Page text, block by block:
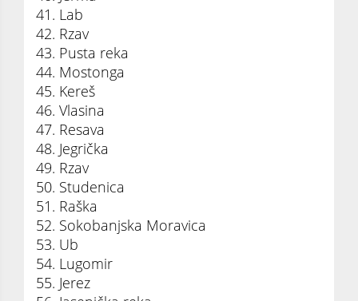
41. Lab
42. Rzav
43. Pusta reka
44. Mostonga
45. Kereš
46. Vlasina
47. Resava
48. Jegrička
49. Rzav
50. Studenica
51. Raška
52. Sokobanjska Moravica
53. Ub
54. Lugomir
55. Jerez